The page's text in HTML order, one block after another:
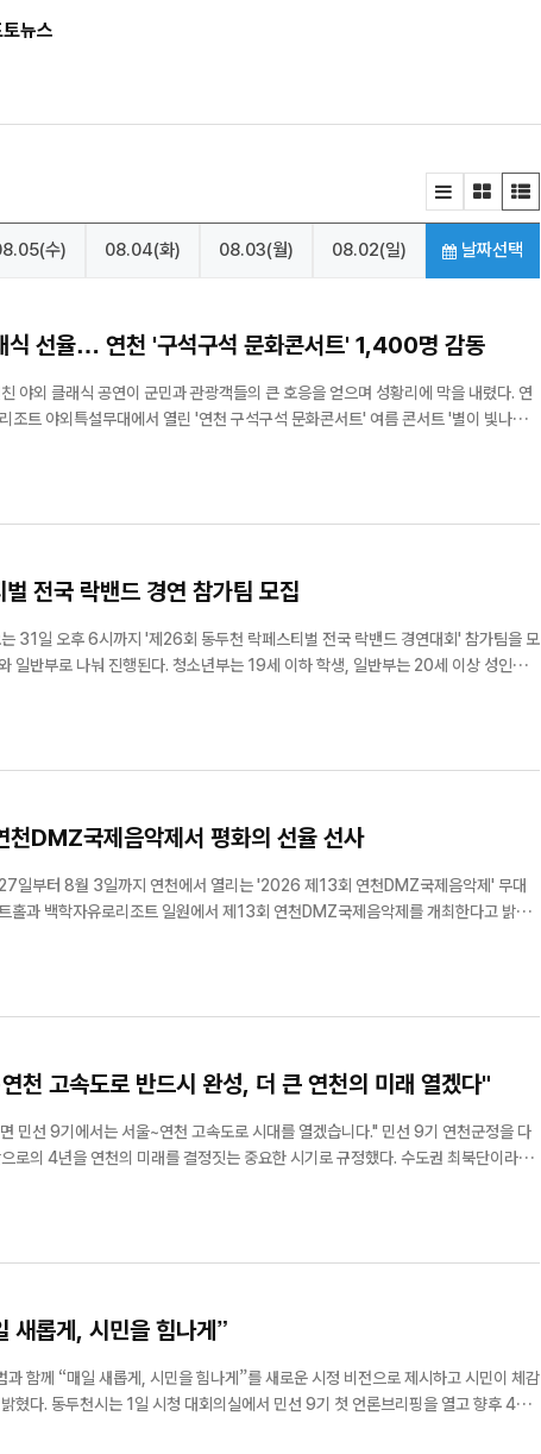
뉴스
수) 08.04(화) 08.03(월) 08.02(일) 날짜선택
식 선율… 연천 '구석구석 문화콘서트' 1,400명 감동
야외 클래식 공연이 군민과 관광객들의 큰 호응을 얻으며 성황리에 막을 내렸다. 연
조트 야외특설무대에서 열린 '연천 구석구석 문화콘서트' 여름 콘서트 '별이 빛나는
개최됐다고 밝혔다. 이번 공연은 문화체육관광부 공모사업인
로그램으로 마련됐으며,...
전국 락밴드 경연 참가팀 모집
31일 오후 6시까지 '제26회 동두천 락페스티벌 전국 락밴드 경연대회' 참가팀을 모
일반부로 나눠 진행된다. 청소년부는 19세 이하 학생, 일반부는 20세 이상 성인을
팀을 선착순 모집한다. 참가를 희망하는 팀은 참가신청서와 관
세한 사항은 동두천 락페스...
천DMZ국제음악제서 평화의 선율 선사
일부터 8월 3일까지 연천에서 열리는 '2026 제13회 연천DMZ국제음악제' 무대
홀과 백학자유로리조트 일원에서 제13회 연천DMZ국제음악제를 개최한다고 밝혔
해 문화예술 교류의 장을 이어오고 있다....
천 고속도로 반드시 완성, 더 큰 연천의 미래 열겠다"
에서는 서울~연천 고속도로 시대를 열겠습니다." 민선 9기 연천군정을 다
로의 4년을 연천의 미래를 결정짓는 중요한 시기로 규정했다. 수도권 최북단이라는
장의 기회로 바꾸고, 교통과 관광, 산업, 정주여건을 함께 키워 군민이 체감하는 변
새롭게, 시민을 힘나게”
함께 “매일 새롭게, 시민을 힘나게”를 새로운 시정 비전으로 제시하고 시민이 체감
핑을 열고 향후 4년
을 발표했다. 이날 박 시장은 “지난 시간 동안 동두천의 새로운 도약을 위한 기반을
일교 후원금 수수’ 관
그기로 이웃사랑 실천